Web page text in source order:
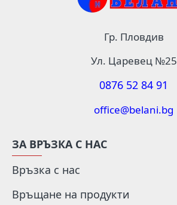
Гр. Пловдив
Ул. Царевец №25
0876 52 84 91
office@belani.bg
ЗА ВРЪЗКА С НАС
Връзка с нас
Връщане на продукти